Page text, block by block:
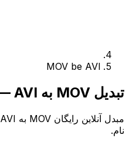
MOV be AVI
تبدیل MOV به AVI — رایگان آنلاین
نام.